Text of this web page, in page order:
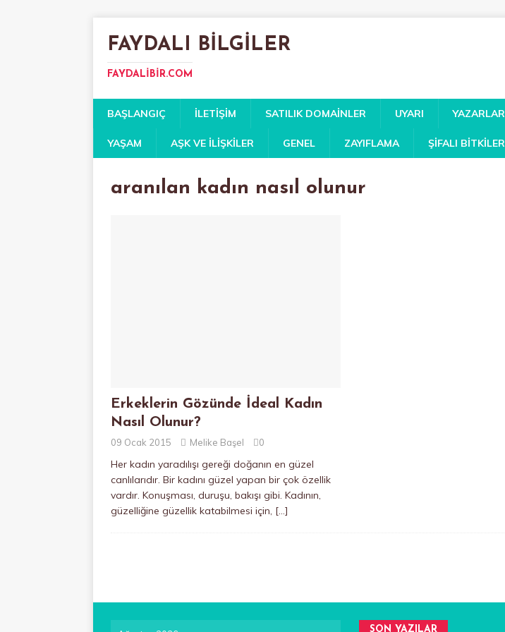
FAYDALI BILGILER
FAYDALIBIR.COM
BAŞLANGIÇ İLETIŞIM SATILIK DOMAINLER UYARI YAZARLAR
YAŞAM AŞK VE İLIŞKILER GENEL ZAYIFLAMA ŞIFALI BITKILER
aranılan kadın nasıl olunur
Erkeklerin Gözünde İdeal Kadın
Nasıl Olunur?
09 Ocak 2015 Melike Başel 0
Her kadın yaradılışı gereği doğanın en güzel
canlılarıdır. Bir kadını güzel yapan bir çok özellik
vardır. Konuşması, duruşu, bakışı gibi. Kadının,
güzelliğine güzellik katabilmesi için, […]
SON YAZILAR